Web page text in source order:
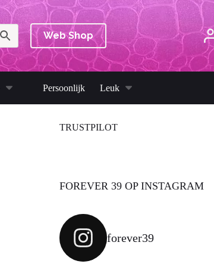
Web Shop
Persoonlijk Leuk
TRUSTPILOT
FOREVER 39 OP INSTAGRAM
forever39